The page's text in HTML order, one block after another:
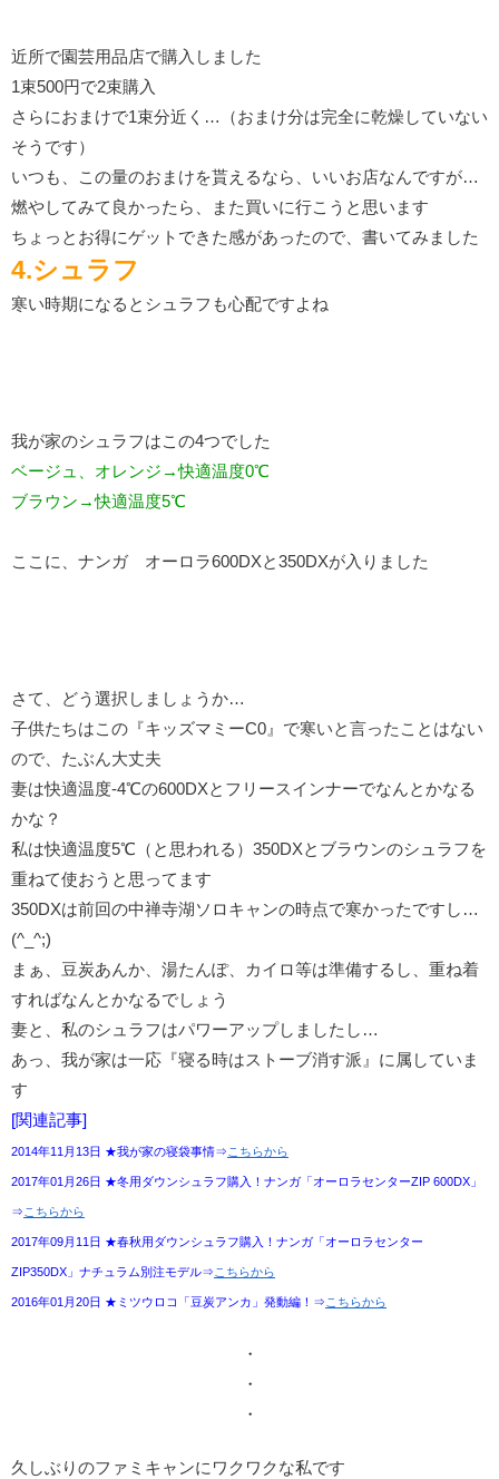
近所で園芸用品店で購入しました
1束500円で2束購入
さらにおまけで1束分近く…（おまけ分は完全に乾燥していない
そうです）
いつも、この量のおまけを貰えるなら、いいお店なんですが…
燃やしてみて良かったら、また買いに行こうと思います
ちょっとお得にゲットできた感があったので、書いてみました
4.シュラフ
寒い時期になるとシュラフも心配ですよね
我が家のシュラフはこの4つでした
ベージュ、オレンジ→快適温度0℃
ブラウン→快適温度5℃
ここに、ナンガ オーロラ600DXと350DXが入りました
さて、どう選択しましょうか…
子供たちはこの『キッズマミーC0』で寒いと言ったことはない
ので、たぶん大丈夫
妻は快適温度-4℃の600DXとフリースインナーでなんとかなる
かな？
私は快適温度5℃（と思われる）350DXとブラウンのシュラフを
重ねて使おうと思ってます
350DXは前回の中禅寺湖ソロキャンの時点で寒かったですし…
(^_^;)
まぁ、豆炭あんか、湯たんぽ、カイロ等は準備するし、重ね着
すればなんとかなるでしょう
妻と、私のシュラフはパワーアップしましたし…
あっ、我が家は一応『寝る時はストーブ消す派』に属していま
す
[関連記事]
2014年11月13日 ★我が家の寝袋事情⇒ こちらから
2017年01月26日 ★冬用ダウンシュラフ購入！ナンガ「オーロラセンターZIP 600DX」
⇒ こちらから
2017年09月11日 ★春秋用ダウンシュラフ購入！ナンガ「オーロラセンター
ZIP350DX」ナチュラム別注モデル⇒ こちらから
2016年01月20日 ★ミツウロコ「豆炭アンカ」発動編！⇒ こちらから
・
・
・
久しぶりのファミキャンにワクワクな私です